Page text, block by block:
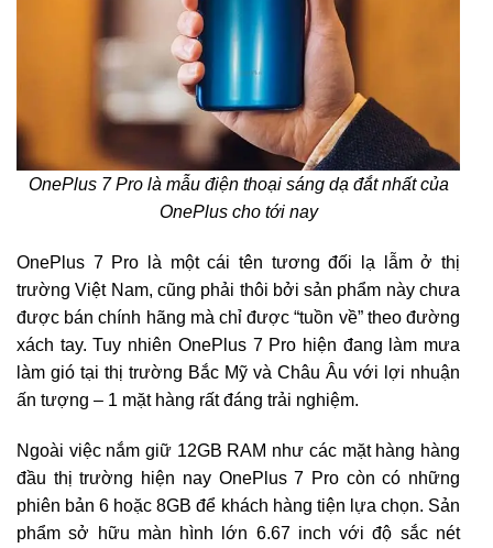
OnePlus 7 Pro là mẫu điện thoại sáng dạ đắt nhất của
OnePlus cho tới nay
OnePlus 7 Pro là một cái tên tương đối lạ lẫm ở thị
trường Việt Nam, cũng phải thôi bởi sản phẩm này chưa
được bán chính hãng mà chỉ được “tuồn về” theo đường
xách tay. Tuy nhiên OnePlus 7 Pro hiện đang làm mưa
làm gió tại thị trường Bắc Mỹ và Châu Âu với lợi nhuận
ấn tượng – 1 mặt hàng rất đáng trải nghiệm.
Ngoài việc nắm giữ 12GB RAM như các mặt hàng hàng
đầu thị trường hiện nay OnePlus 7 Pro còn có những
phiên bản 6 hoặc 8GB để khách hàng tiện lựa chọn. Sản
phẩm sở hữu màn hình lớn 6.67 inch với độ sắc nét